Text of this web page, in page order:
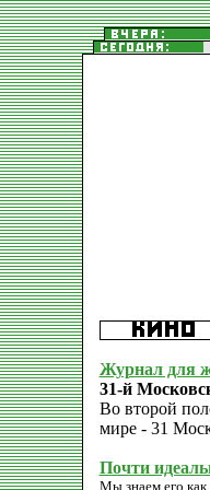
Журнал для
31-й
Во второй
мире - 31
Почти
Мы знаем его как